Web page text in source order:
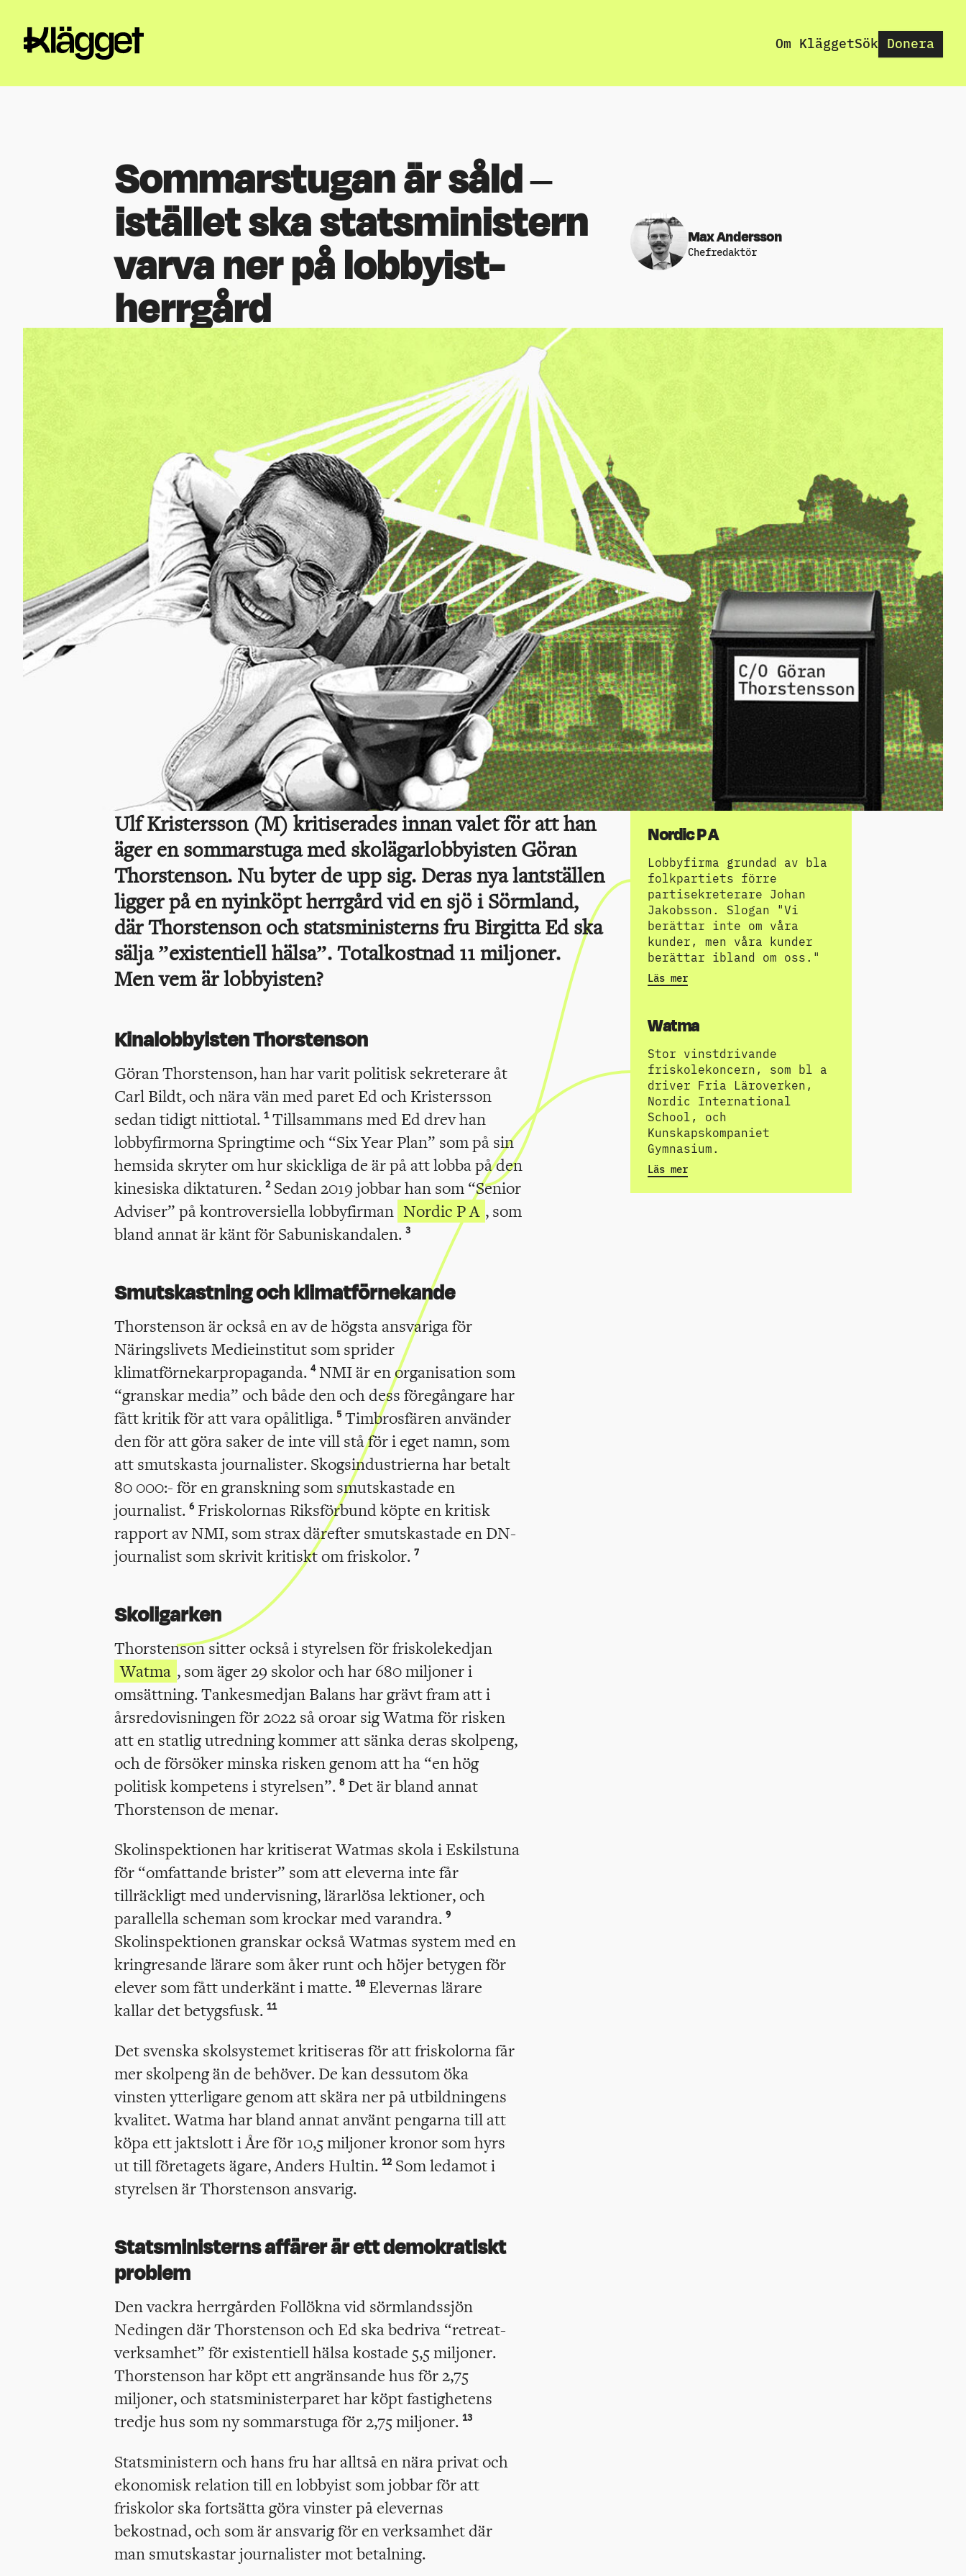
Om KläggetSök Donera
Sommarstugan är såld –
istället ska statsministern
varva ner på lobbyist-
herrgård
Max Andersson
Chefredaktör
Ulf Kristersson (M) kritiserades innan valet för att han
äger en sommarstuga med skolägarlobbyisten Göran
Thorstenson. Nu byter de upp sig. Deras nya lantställen
ligger på en nyinköpt herrgård vid en sjö i Sörmland,
där Thorstenson och statsministerns fru Birgitta Ed ska
sälja ”existentiell hälsa”. Totalkostnad 11 miljoner.
Men vem är lobbyisten?
Kinalobbyisten Thorstenson
Göran Thorstenson, han har varit politisk sekreterare åt
Carl Bildt, och nära vän med paret Ed och Kristersson
sedan tidigt nittiotal. 1Tillsammans med Ed drev han
lobbyfirmorna Springtime och “Six Year Plan” som på sin
hemsida skryter om hur skickliga de är på att lobba på den
kinesiska diktaturen. 2Sedan 2019 jobbar han som “Senior
Adviser” på kontroversiella lobbyfirman Nordic P A , som
bland annat är känt för Sabuniskandalen. 3
Smutskastning och klimatförnekande
Thorstenson är också en av de högsta ansvariga för
Näringslivets Medieinstitut som sprider
klimatförnekarpropaganda. 4NMI är en organisation som
“granskar media” och både den och dess föregångare har
fått kritik för att vara opålitliga. 5Timbrosfären använder
den för att göra saker de inte vill stå för i eget namn, som
att smutskasta journalister. Skogsindustrierna har betalt
80 000:- för en granskning som smutskastade en
journalist. 6Friskolornas Riksförbund köpte en kritisk
rapport av NMI, som strax därefter smutskastade en DN-
journalist som skrivit kritiskt om friskolor. 7
Skoligarken
Thorstenson sitter också i styrelsen för friskolekedjan
Watma , som äger 29 skolor och har 680 miljoner i
omsättning. Tankesmedjan Balans har grävt fram att i
årsredovisningen för 2022 så oroar sig Watma för risken
att en statlig utredning kommer att sänka deras skolpeng,
och de försöker minska risken genom att ha “en hög
politisk kompetens i styrelsen”. 8Det är bland annat
Thorstenson de menar.
Skolinspektionen har kritiserat Watmas skola i Eskilstuna
för “omfattande brister” som att eleverna inte får
tillräckligt med undervisning, lärarlösa lektioner, och
parallella scheman som krockar med varandra. 9
Skolinspektionen granskar också Watmas system med en
kringresande lärare som åker runt och höjer betygen för
elever som fått underkänt i matte. 10Elevernas lärare
kallar det betygsfusk. 11
Det svenska skolsystemet kritiseras för att friskolorna får
mer skolpeng än de behöver. De kan dessutom öka
vinsten ytterligare genom att skära ner på utbildningens
kvalitet. Watma har bland annat använt pengarna till att
köpa ett jaktslott i Åre för 10,5 miljoner kronor som hyrs
ut till företagets ägare, Anders Hultin. 12Som ledamot i
styrelsen är Thorstenson ansvarig.
Statsministerns affärer är ett demokratiskt
problem
Den vackra herrgården Follökna vid sörmlandssjön
Nedingen där Thorstenson och Ed ska bedriva “retreat-
verksamhet” för existentiell hälsa kostade 5,5 miljoner.
Thorstenson har köpt ett angränsande hus för 2,75
miljoner, och statsministerparet har köpt fastighetens
tredje hus som ny sommarstuga för 2,75 miljoner. 13
Statsministern och hans fru har alltså en nära privat och
ekonomisk relation till en lobbyist som jobbar för att
friskolor ska fortsätta göra vinster på elevernas
bekostnad, och som är ansvarig för en verksamhet där
man smutskastar journalister mot betalning.
Nordic P A
Lobbyfirma grundad av bla
folkpartiets förre
partisekreterare Johan
Jakobsson. Slogan "Vi
berättar inte om våra
kunder, men våra kunder
berättar ibland om oss."
Läs mer
Watma
Stor vinstdrivande
friskolekoncern, som bl a
driver Fria Läroverken,
Nordic International
School, och
Kunskapskompaniet
Gymnasium.
Läs mer